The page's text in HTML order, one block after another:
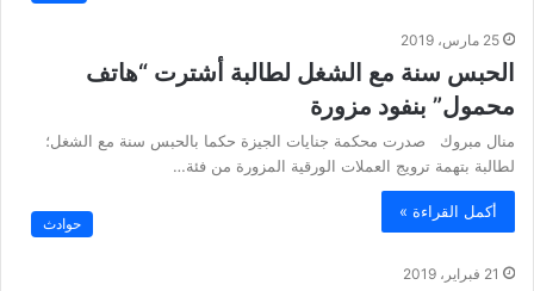
25 مارس، 2019
الحبس سنة مع الشغل لطالبة أشترت “هاتف
محمول” بنفود مزورة
منال مبروك صدرت محكمة جنايات الجيزة حكما بالحبس سنة مع الشغل؛
لطالبة بتهمة ترويج العملات الورقية المزورة من فئة…
أكمل القراءة »
حوادث
21 فبراير، 2019